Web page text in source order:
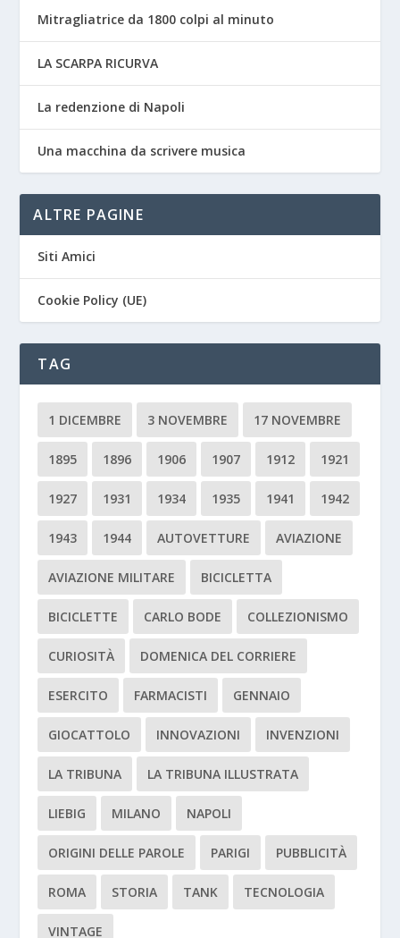
Mitragliatrice da 1800 colpi al minuto
LA SCARPA RICURVA
La redenzione di Napoli
Una macchina da scrivere musica
ALTRE PAGINE
Siti Amici
Cookie Policy (UE)
TAG
1 DICEMBRE 3 NOVEMBRE 17 NOVEMBRE
1895 1896 1906 1907 1912 1921
1927 1931 1934 1935 1941 1942
1943 1944 AUTOVETTURE AVIAZIONE
AVIAZIONE MILITARE BICICLETTA
BICICLETTE CARLO BODE COLLEZIONISMO
CURIOSITÀ DOMENICA DEL CORRIERE
ESERCITO FARMACISTI GENNAIO
GIOCATTOLO INNOVAZIONI INVENZIONI
LA TRIBUNA LA TRIBUNA ILLUSTRATA
LIEBIG MILANO NAPOLI
ORIGINI DELLE PAROLE PARIGI PUBBLICITÀ
ROMA STORIA TANK TECNOLOGIA
VINTAGE